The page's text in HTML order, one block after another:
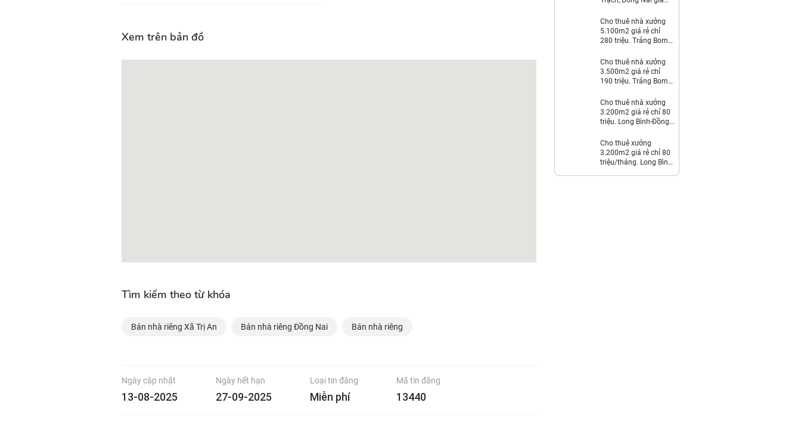
Xem trên bản đồ
Tìm kiếm theo từ khóa
Bán nhà riêng Xã Trị An Bán nhà riêng Đồng Nai Bán nhà riêng
Ngày cập nhật
13-08-2025
Ngày hết hạn
27-09-2025
Loại tin đăng
Miễn phí
Mã tin đăng
13440
Cho thuê nhà xưởng
5.100m2 giá rẻ chỉ
280 triệu. Trảng Bom-
Cho thuê nhà xưởng
3.500m2 giá rẻ chỉ
190 triệu. Trảng Bom-
Cho thuê nhà xưởng
3.200m2 giá rẻ chỉ 80
triệu. Long Bình-Đồng
Cho thuê xưởng
3.200m2 giá rẻ chỉ 80
triệu/tháng. Long Bình-